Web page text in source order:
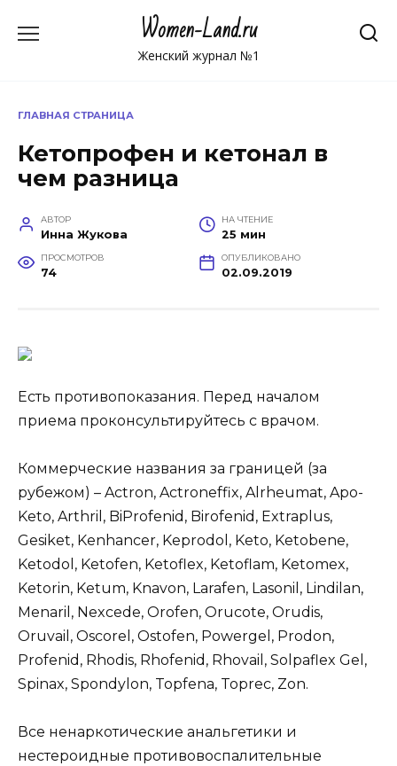
Women-Land.ru
Женский журнал №1
ГЛАВНАЯ СТРАНИЦА
Кетопрофен и кетонал в
чем разница
АВТОР
Инна Жукова
НА ЧТЕНИЕ
25 мин
ПРОСМОТРОВ
74
ОПУБЛИКОВАНО
02.09.2019
Есть противопоказания. Перед началом
приема проконсультируйтесь с врачом.
Коммерческие названия за границей (за
рубежом) – Actron, Actroneffix, Alrheumat, Apo-
Keto, Arthril, BiProfenid, Birofenid, Extraplus,
Gesiket, Kenhancer, Keprodol, Keto, Ketobene,
Ketodol, Ketofen, Ketoflex, Ketoflam, Ketomex,
Ketorin, Ketum, Knavon, Larafen, Lasonil, Lindilan,
Menaril, Nexcede, Orofen, Orucote, Orudis,
Oruvail, Oscorel, Ostofen, Powergel, Prodon,
Profenid, Rhodis, Rhofenid, Rhovail, Solpaflex Gel,
Spinax, Spondylon, Topfena, Toprec, Zon.
Все ненаркотические анальгетики и
нестероидные противовоспалительные